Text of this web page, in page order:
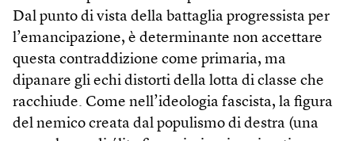
Dal punto di vista della battaglia progressista per
l’emancipazione, è determinante non accettare
questa contraddizione come primaria, ma
dipanare gli echi distorti della lotta di classe che
racchiude. Come nell’ideologia fascista, la figura
del nemico creata dal populismo di destra (una